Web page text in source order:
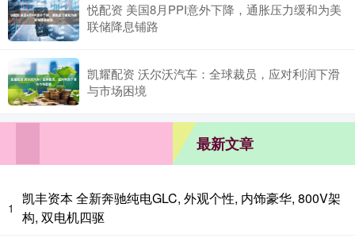
悦配资 美国8月PPI意外下降，通胀压力缓和为美
联储降息铺路
凯耀配资 沃尔沃汽车：全球裁员，应对利润下滑
与市场困境
最新文章
1
凯丰资本 全新奔驰纯电GLC, 外观个性, 内饰豪华, 800V架
构, 双电机四驱